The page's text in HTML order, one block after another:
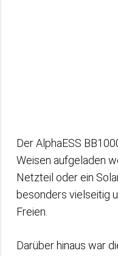
Der AlphaESS
Weisen aufgeladen
Netzteil oder ein
besonders vielseitig
Freien.
Darüber hinaus war